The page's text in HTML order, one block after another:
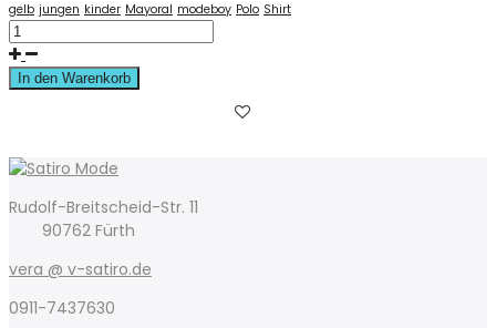
gelb jungen kinder Mayoral modeboy Polo Shirt
In den Warenkorb
Rudolf-Breitscheid-Str. 11
90762 Fürth
vera @ v-satiro.de
0911-7437630